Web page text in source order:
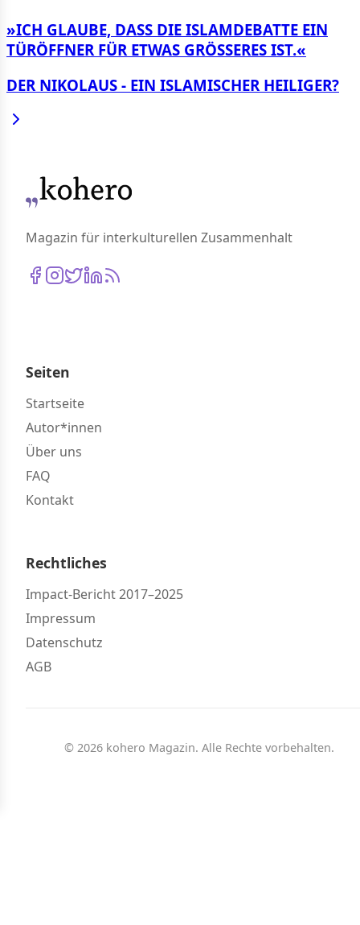
»ICH GLAUBE, DASS DIE ISLAM­DEBATTE EIN
TÜR­ÖFFNER FÜR ETWAS GRÖSSERES IST.«
DER NIKOLAUS - EIN ISLAMI­SCHER HEI­LIGER?
Magazin für interkulturellen Zusammenhalt
Seiten
Startseite
Autor*innen
Über uns
FAQ
Kontakt
Rechtliches
Impact-Bericht 2017–2025
Impressum
Datenschutz
AGB
© 2026 kohero Magazin. Alle Rechte vorbehalten.